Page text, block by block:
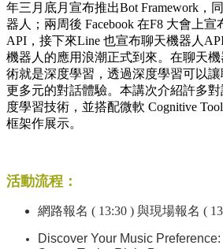
年三月底月宣布推出Bot Framework，
器人；兩周後 Facebook 在F8 大會上宣
API，接下來Line 也宣布聊天機器人
機器人的應用浪潮正式到來。在聊天
術就是深度學習，透過深度學習可以
更多元的對話體驗。本講次介紹許多
度學習技術，並搭配微軟 Cognitive
框架作展示。
活動流程：
網路報名 ( 13:30 ) 與現場報名 (
Discover Your Music